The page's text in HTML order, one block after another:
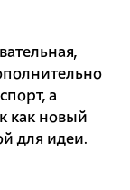
а
как новый
для идеи.